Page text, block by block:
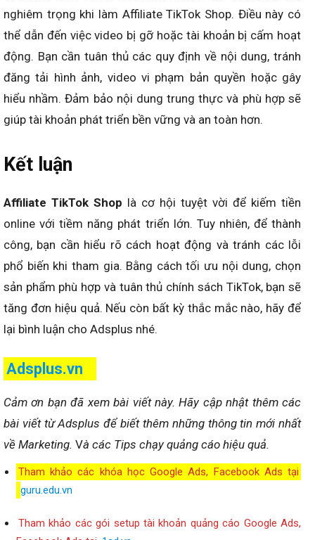
nghiêm trọng khi làm Affiliate TikTok Shop. Điều này có
thể dẫn đến việc video bị gỡ hoặc tài khoản bị cấm hoạt
động. Bạn cần tuân thủ các quy định về nội dung, tránh
đăng tải hình ảnh, video vi phạm bản quyền hoặc gây
hiểu nhầm. Đảm bảo nội dung trung thực và phù hợp sẽ
giúp tài khoản phát triển bền vững và an toàn hơn.
Kết luận
Affiliate TikTok Shop là cơ hội tuyệt vời để kiếm tiền
online với tiềm năng phát triển lớn. Tuy nhiên, để thành
công, bạn cần hiểu rõ cách hoạt động và tránh các lỗi
phổ biến khi tham gia. Bằng cách tối ưu nội dung, chọn
sản phẩm phù hợp và tuân thủ chính sách TikTok, bạn sẽ
tăng đơn hiệu quả. Nếu còn bất kỳ thắc mắc nào, hãy để
lại bình luận cho Adsplus nhé.
Adsplus.vn
Cảm ơn bạn đã xem bài viết này. Hãy cập nhật thêm các
bài viết từ Adsplus để biết thêm những thông tin mới nhất
về Marketing. Và các Tips chạy quảng cáo hiệu quả.
Tham khảo các khóa học Google Ads, Facebook Ads tại
guru.edu.vn
Tham khảo các gói setup tài khoản quảng cáo Google Ads,